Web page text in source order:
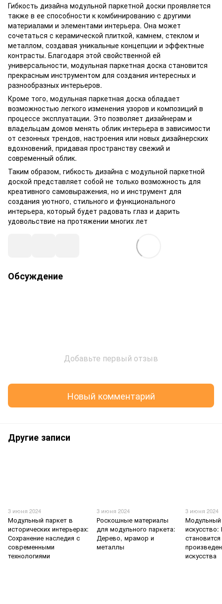
Гибкость дизайна модульной паркетной доски проявляется
также в ее способности к комбинированию с другими
материалами и элементами интерьера. Она может
сочетаться с керамической плиткой, камнем, стеклом и
металлом, создавая уникальные концепции и эффектные
контрасты. Благодаря этой свойственной ей
универсальности, модульная паркетная доска становится
прекрасным инструментом для создания интересных и
разнообразных интерьеров.
Кроме того, модульная паркетная доска обладает
возможностью легкого изменения узоров и композиций в
процессе эксплуатации. Это позволяет дизайнерам и
владельцам домов менять облик интерьера в зависимости
от сезонных трендов, настроения или новых дизайнерских
вдохновений, придавая пространству свежий и
современный облик.
Таким образом, гибкость дизайна с модульной паркетной
доской представляет собой не только возможность для
креативного самовыражения, но и инструмент для
создания уютного, стильного и функционального
интерьера, который будет радовать глаз и дарить
удовольствие на протяжении многих лет
Обсуждение
Добавьте первый отзыв
Новый комментарий
Другие записи
3 июня 2024
Модульный паркет в
исторических интерьерах:
Сохранение наследия с
современными
технологиями
3 июня 2024
Роскошные материалы
для модульного паркета:
Дерево, мрамор и
металлы
3 июня 2024
Модульный
становится
искусства